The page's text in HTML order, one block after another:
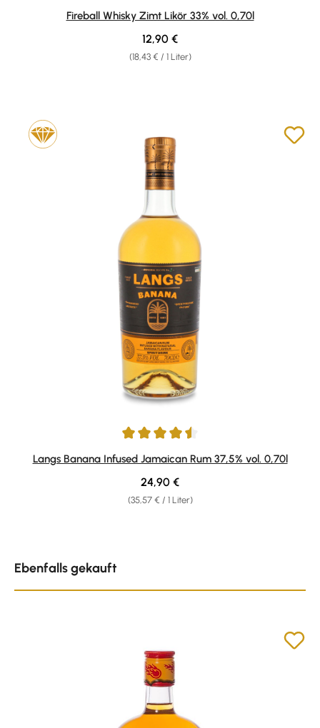
Durchschnittliche Bewertung von 4.9 von 5 Sternen
Fireball Whisky Zimt Likör 33% vol. 0,70l
(18,43 € / 1 Liter)
Regulärer Preis:
12,90 €
Durchschnittliche Bewertung von 4.62 von 5 Sternen
Langs Banana Infused Jamaican Rum 37,5% vol. 0,70l
(35,57 € / 1 Liter)
Regulärer Preis:
24,90 €
Ebenfalls gekauft